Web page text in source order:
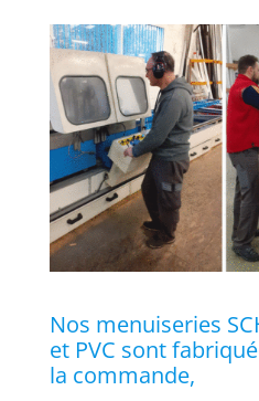
Nos menuiseries
et PVC sont
la commande,